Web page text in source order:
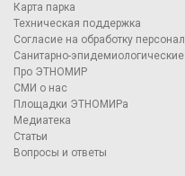
Карта парка
Техническая поддержка
Согласие на обработку
Санитарно-
Про ЭТНОМИР
СМИ о нас
Площадки ЭТНОМИРа
Медиатека
Статьи
Вопросы и ответы